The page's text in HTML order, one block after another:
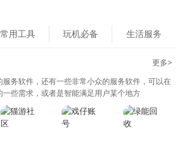
常用工具 玩机必备 生活服务
更多>
务软件，还有一些非常小众的服务软件，可以在
些需求，或者是智能满足用户某个地方